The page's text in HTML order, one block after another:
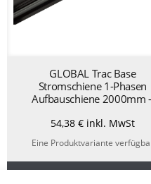
GLOBAL Trac Base
Stromschiene 1-Phasen
Aufbauschiene 2000mm
54,38 €inkl. MwSt
Eine Produktvariante